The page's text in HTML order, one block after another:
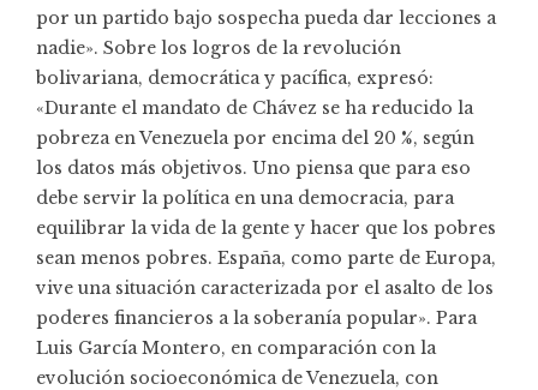
por un partido bajo sospecha pueda dar lecciones a
nadie». Sobre los logros de la revolución
bolivariana, democrática y pacífica, expresó:
«Durante el mandato de Chávez se ha reducido la
pobreza en Venezuela por encima del 20 %, según
los datos más objetivos. Uno piensa que para eso
debe servir la política en una democracia, para
equilibrar la vida de la gente y hacer que los pobres
sean menos pobres. España, como parte de Europa,
vive una situación caracterizada por el asalto de los
poderes financieros a la soberanía popular». Para
Luis García Montero, en comparación con la
evolución socioeconómica de Venezuela, con